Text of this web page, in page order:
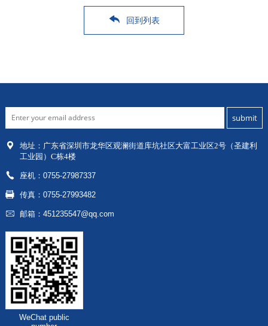
回到列表
地址： 广东省深圳市龙华区观澜街道库坑社区大富工业区2号（圣建利
工业园）C栋4楼
座机：0755-27987337
传真：0755-27993482
邮箱：451235547@qq.com
WeChat public